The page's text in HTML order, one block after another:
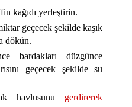
kağıdı yerleştirin.
geçecek şekilde kaşık
dökün.
bardakları düzgünce
geçecek şekilde su
havlusunu gerdirerek